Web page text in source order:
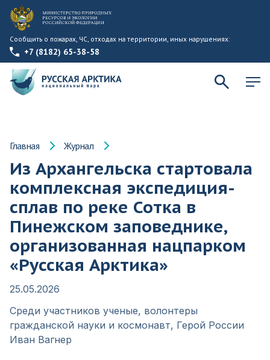
Сообщить о пожарах, ЧС, отходах на территории, иных нарушениях:
+7 (8182) 65-38-58
Главная Журнал
Из Архангельска стартовала
комплексная экспедиция-
сплав по реке Сотка в
Пинежском заповеднике,
организованная нацпарком
«Русская Арктика»
25.05.2026
Среди участников ученые, волонтеры
гражданской науки и космонавт, Герой России
Иван Вагнер